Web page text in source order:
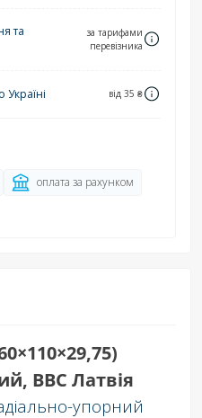
та
за тарифами
перевізника
від 35 ₴
оплата за рахунком
BBC Латвія
упорний